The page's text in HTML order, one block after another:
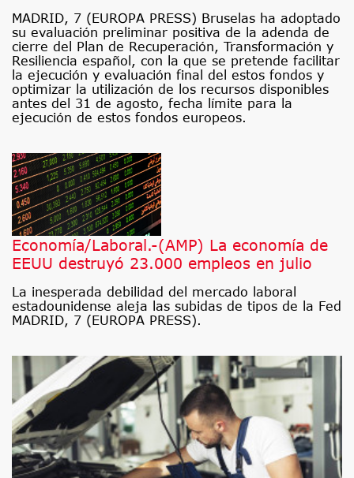
MADRID, 7 (EUROPA PRESS) Bruselas ha adoptado
su evaluación preliminar positiva de la adenda de
cierre del Plan de Recuperación, Transformación y
Resiliencia español, con la que se pretende facilitar
la ejecución y evaluación final del estos fondos y
optimizar la utilización de los recursos disponibles
antes del 31 de agosto, fecha límite para la
ejecución de estos fondos europeos.
Economía/Laboral.-(AMP) La economía de
EEUU destruyó 23.000 empleos en julio
La inesperada debilidad del mercado laboral
estadounidense aleja las subidas de tipos de la Fed
MADRID, 7 (EUROPA PRESS).